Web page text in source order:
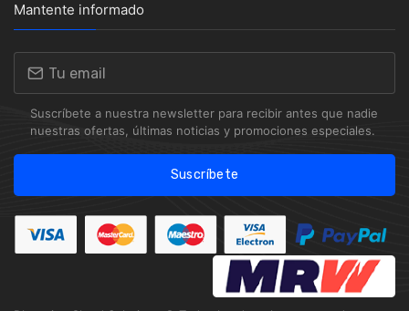
Mantente informado
Suscríbete a nuestra newsletter para recibir antes que nadie
nuestras ofertas, últimas noticias y promociones especiales.
Suscríbete